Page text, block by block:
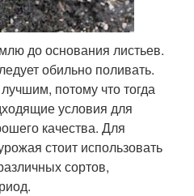
до основания листьев.
обильно поливать.
потому что тогда
условия для
качества. Для
стоит использовать
сортов,